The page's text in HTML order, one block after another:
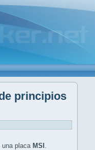
principios
una placa MSI